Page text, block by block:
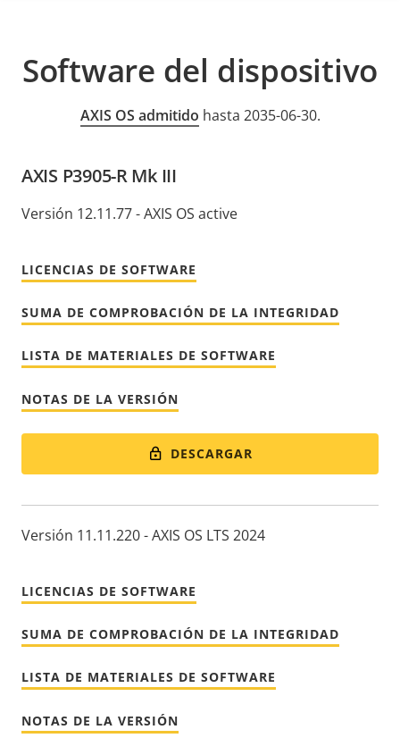
Software del dispositivo
AXIS OS admitido hasta 2035-06-30.
AXIS P3905-R Mk III
Versión 12.11.77 - AXIS OS active
LICENCIAS DE SOFTWARE
SUMA DE COMPROBACIÓN DE LA INTEGRIDAD
LISTA DE MATERIALES DE SOFTWARE
NOTAS DE LA VERSIÓN
DESCARGAR
Versión 11.11.220 - AXIS OS LTS 2024
LICENCIAS DE SOFTWARE
SUMA DE COMPROBACIÓN DE LA INTEGRIDAD
LISTA DE MATERIALES DE SOFTWARE
NOTAS DE LA VERSIÓN